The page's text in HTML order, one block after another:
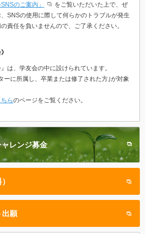
のご案内」
をご覧いただいた上で、ぜ
SNSの使用に際して何らかのトラブルが発生
責任を負いませんので、ご了承ください。
は、学友会の中に設けられています。
ーに所属し、卒業または修了された方｣が対象
ちらのページをご覧ください。
ャレンジ募金
出願